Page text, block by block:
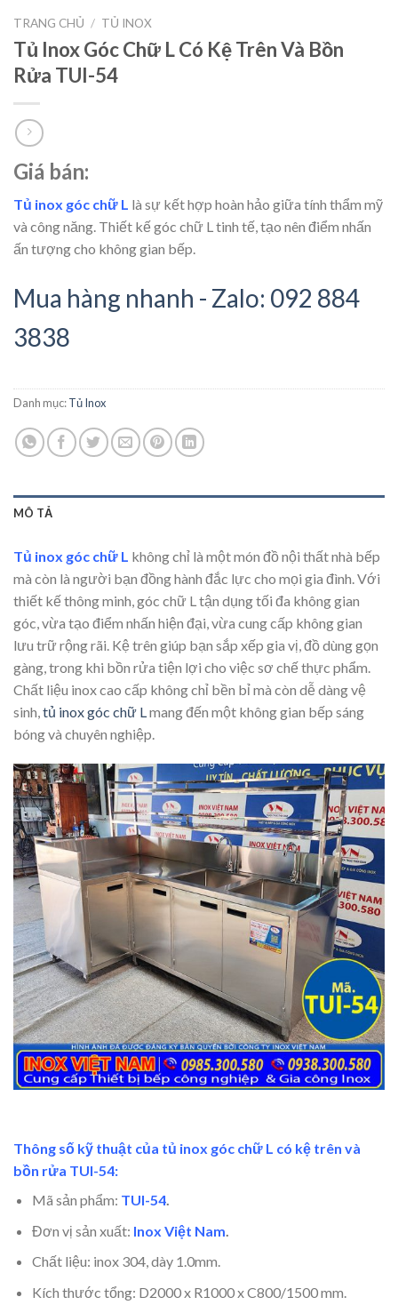
TRANG CHỦ / TỦ INOX
Tủ Inox Góc Chữ L Có Kệ Trên Và Bồn
Rửa TUI-54
Giá bán:
Tủ inox góc chữ L là sự kết hợp hoàn hảo giữa tính thẩm mỹ
và công năng. Thiết kế góc chữ L tinh tế, tạo nên điểm nhấn
ấn tượng cho không gian bếp.
Mua hàng nhanh - Zalo: 092 884
3838
Danh mục:Tủ Inox
MÔ TẢ
Tủ inox góc chữ L không chỉ là một món đồ nội thất nhà bếp
mà còn là người bạn đồng hành đắc lực cho mọi gia đình. Với
thiết kế thông minh, góc chữ L tận dụng tối đa không gian
góc, vừa tạo điểm nhấn hiện đại, vừa cung cấp không gian
lưu trữ rộng rãi. Kệ trên giúp bạn sắp xếp gia vị, đồ dùng gọn
gàng, trong khi bồn rửa tiện lợi cho việc sơ chế thực phẩm.
Chất liệu inox cao cấp không chỉ bền bỉ mà còn dễ dàng vệ
sinh,tủ inox góc chữ Lmang đến một không gian bếp sáng
bóng và chuyên nghiệp.
Thông số kỹ thuật của tủ inox góc chữ L có kệ trên và
bồn rửa TUI-54:
Mã sản phẩm: TUI-54.
Đơn vị sản xuất: Inox Việt Nam
Chất liệu: inox 304, dày 1.0mm.
Kích thước tổng: D2000 x R1000 x C800/1500 mm.